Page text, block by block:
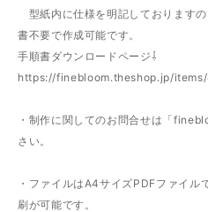
型紙内に仕様を明記しております
書不要で作成可能です。
手順書ダウンロードページ⇩
https://finebloom.theshop.jp/
・制作に関してのお問合せは「
さい。
・ファイルはA4サイズPDFファイル
刷が可能です。